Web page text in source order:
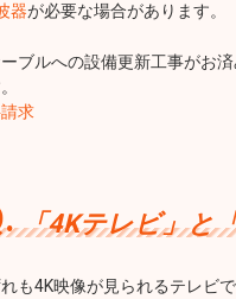
器が必要な場合があります。
ブルへの設備更新工事がお
求
「4Kテレビ」と
も4K映像が見られるテレビ